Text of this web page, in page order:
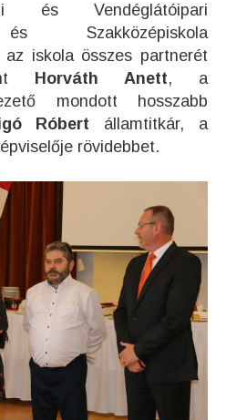
és Vendéglátóipari
Szakközépiskola
az iskola összes partnerét
Horváth Anett, a
mondott hosszabb
Róbert államtitkár, a
rövidebbet.